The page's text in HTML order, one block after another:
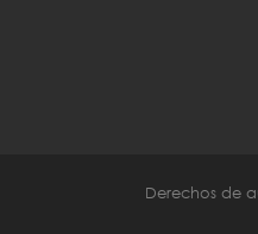
Derechos de